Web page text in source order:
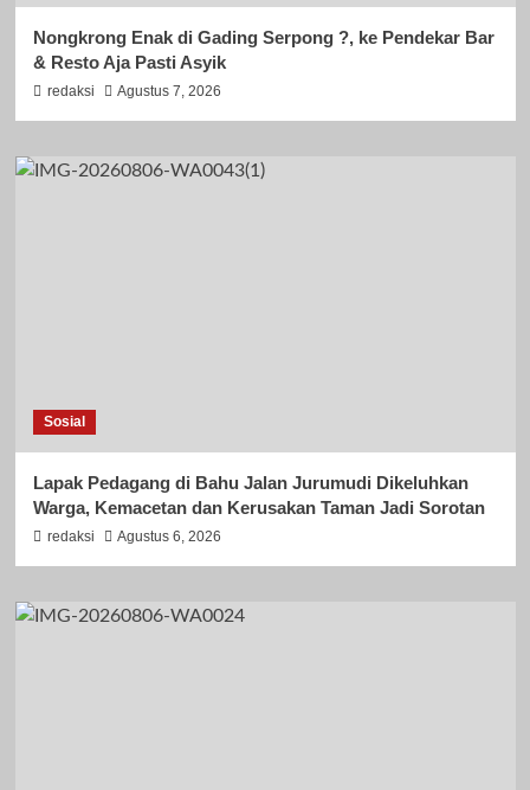
Nongkrong Enak di Gading Serpong ?, ke Pendekar Bar
& Resto Aja Pasti Asyik
redaksi Agustus 7, 2026
Sosial
Lapak Pedagang di Bahu Jalan Jurumudi Dikeluhkan
Warga, Kemacetan dan Kerusakan Taman Jadi Sorotan
redaksi Agustus 6, 2026